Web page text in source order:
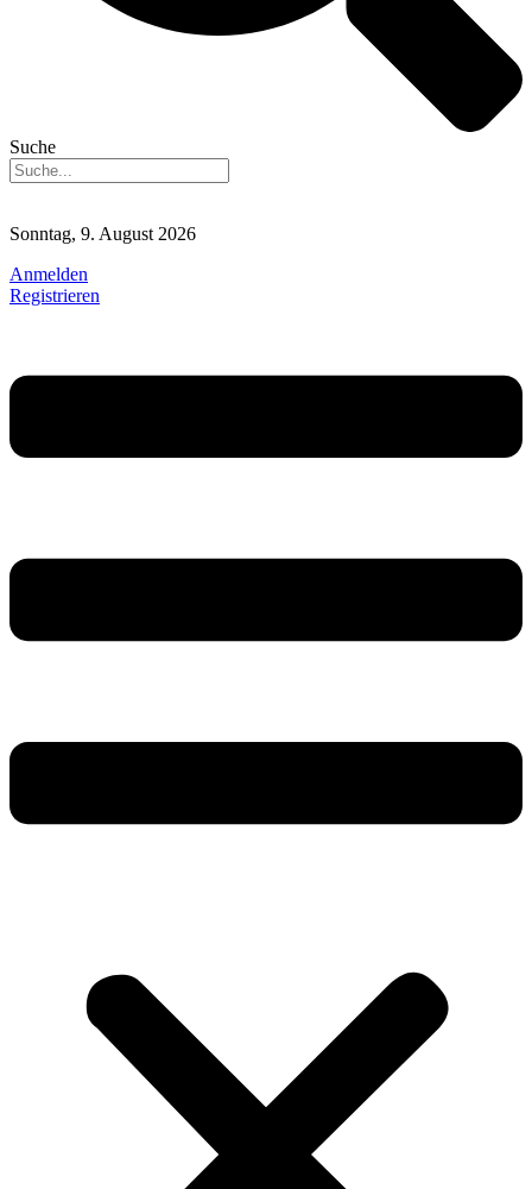
Suche
Sonntag, 9. August 2026
Anmelden
Registrieren